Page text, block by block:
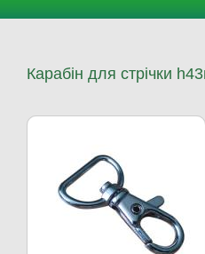
Карабін для стрічки